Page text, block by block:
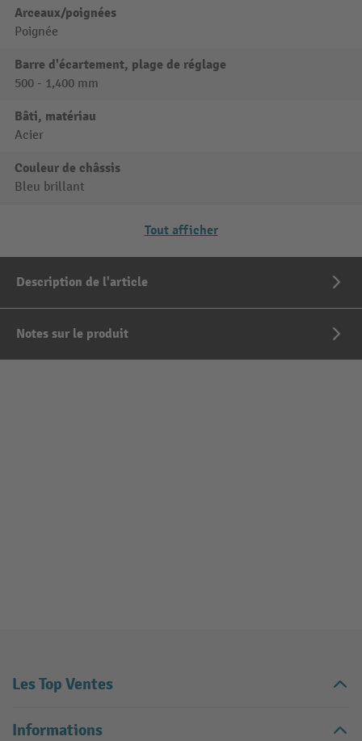
Arceaux/poignées
Poignée
Barre d'écartement, plage de réglage
500 - 1,400 mm
Bâti, matériau
Acier
Couleur de châssis
Bleu brillant
Tout afficher
Description de l'article
Notes sur le produit
Les Top Ventes
Informations